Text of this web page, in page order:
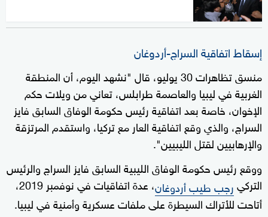
إسقاط اتفاقية السراج-أردوغان
منسق تظاهرات 30 يوليو، قال "نشهد اليوم، أن المنطقة
الغربية في ليبيا والعاصمة طرابلس، تعاني من ويلات حكم
الإخوان، خاصة بعد اتفاقية رئيس حكومة الوفاق السابق فايز
السراج، والذي وقع اتفاقية العار مع تركيا، واستقدم المرتزقة
والإرهابيين لقتل الليبيين".
ووقع رئيس حكومة الوفاق الليبية السابق فايز السراج والرئيس
التركيرجب طيب أردوغان
، عدة اتفاقيات في نوفمبر 2019،
أتاحت للأتراك السيطرة على ملفات عسكرية وأمنية في ليبيا.